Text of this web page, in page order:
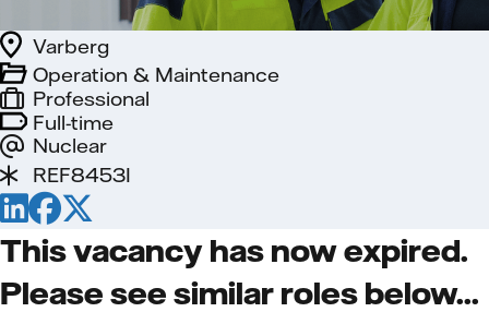
Full-time
Nuclear
Varberg
Professional
Operation & Maintenance
REF8453I
This vacancy has now expired.
Please see similar roles below...